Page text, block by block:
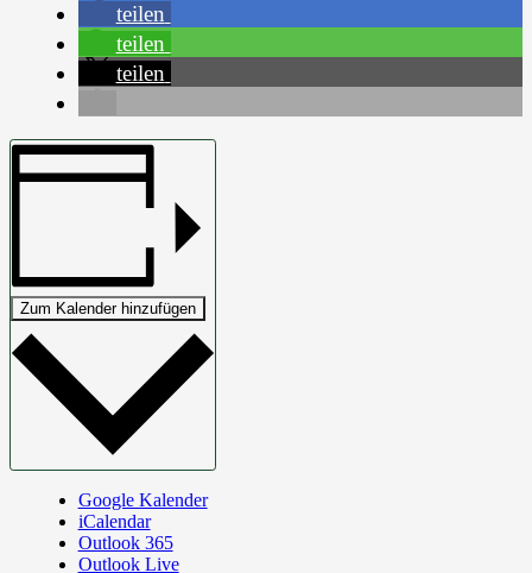
teilen
teilen
teilen
Zum Kalender hinzufügen
Google Kalender
iCalendar
Outlook 365
Outlook Live